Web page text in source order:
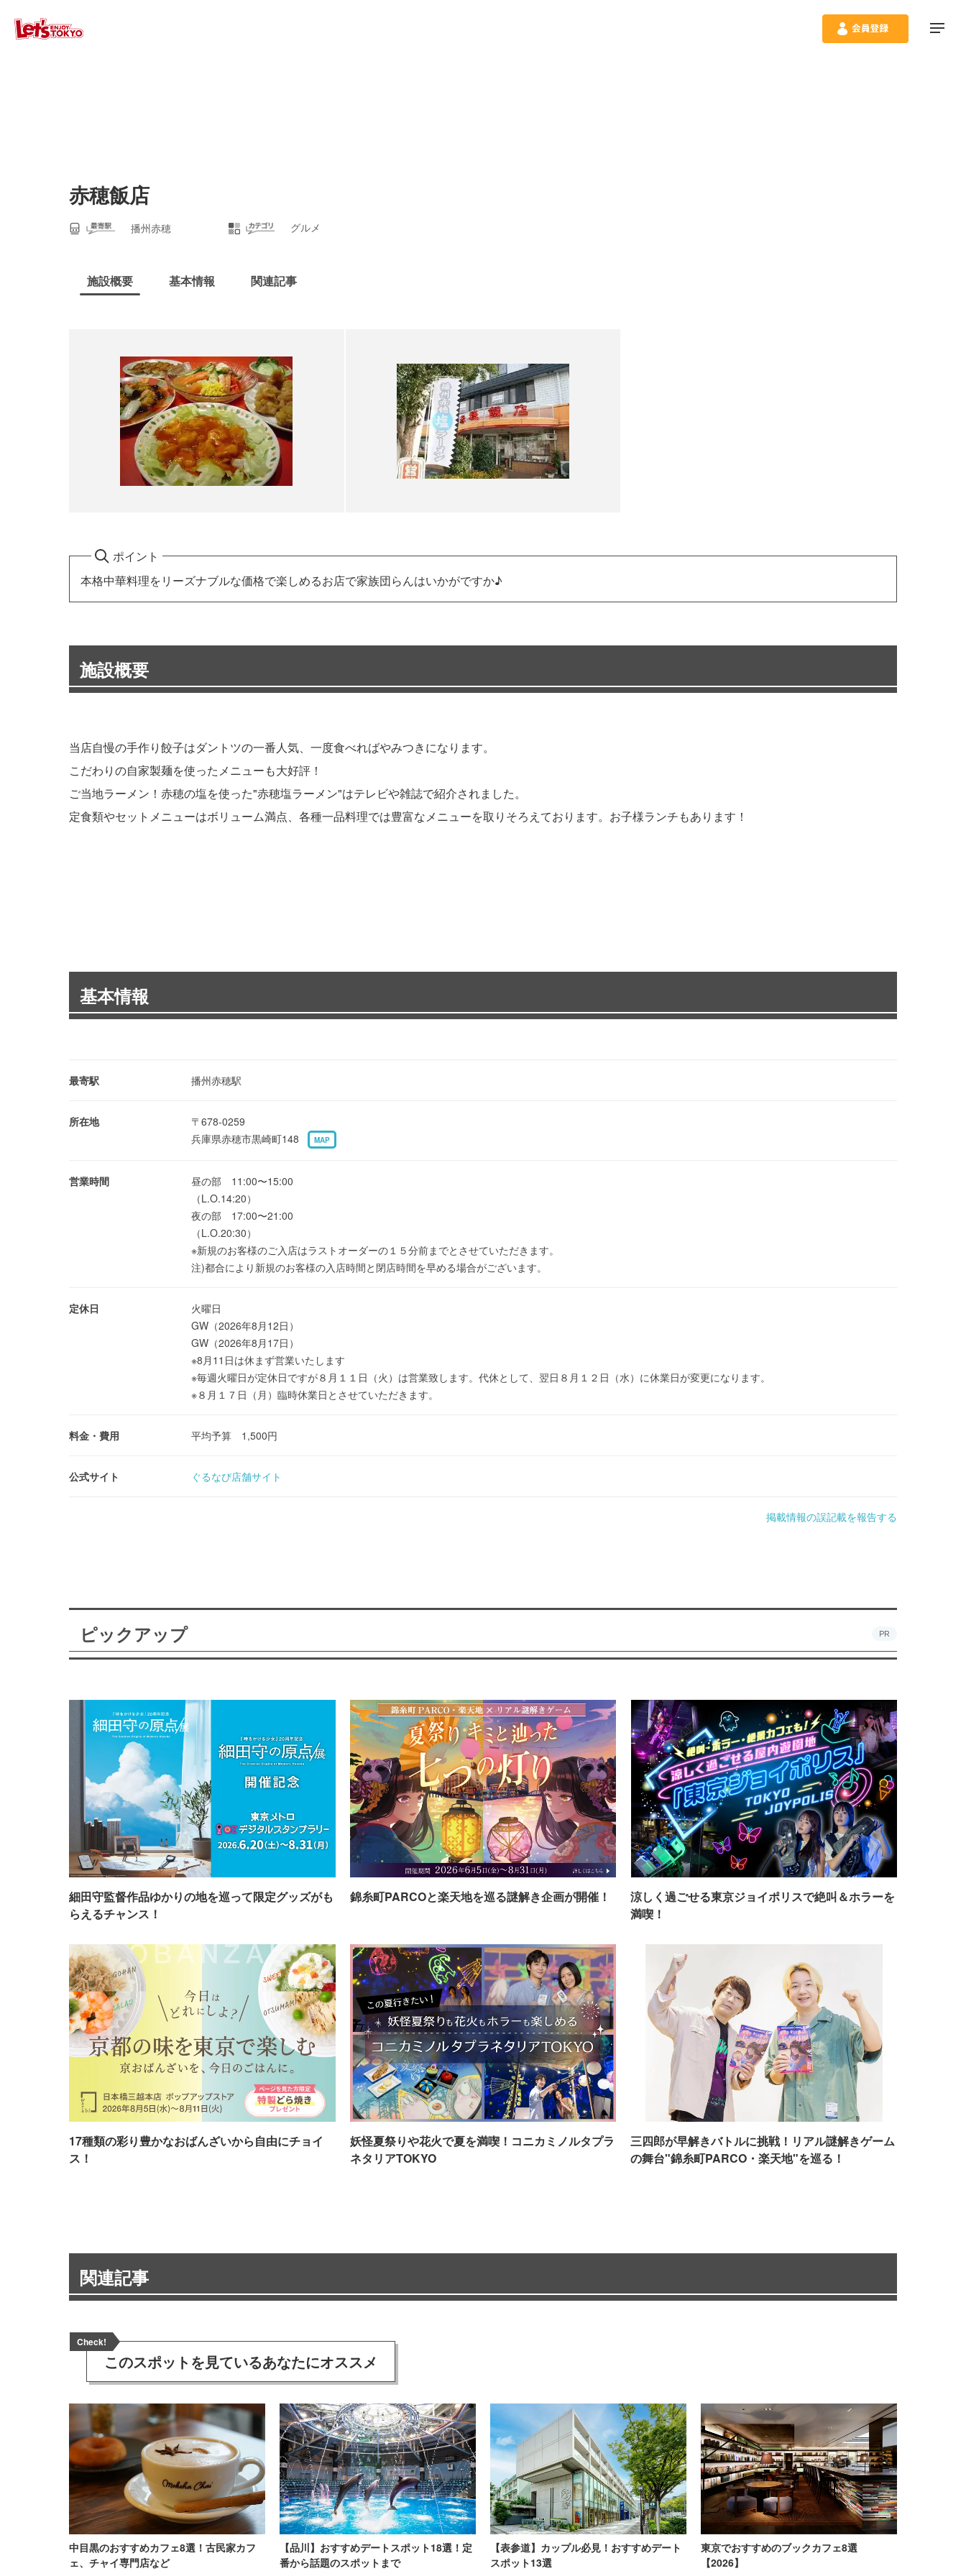
赤穂飯店
播州赤穂 グルメ
施設概要 基本情報 関連記事
ポイント
本格中華料理をリーズナブルな価格で楽しめるお店で家族団らんはいかがですか♪
施設概要
当店自慢の手作り餃子はダントツの一番人気、一度食べればやみつきになります。
こだわりの自家製麺を使ったメニューも大好評！
ご当地ラーメン！赤穂の塩を使った"赤穂塩ラーメン"はテレビや雑誌で紹介されました。
定食類やセットメニューはボリューム満点、各種一品料理では豊富なメニューを取りそろえております。お子様ランチもあります！
基本情報
最寄駅 播州赤穂駅
所在地
〒678-0259
兵庫県赤穂市黒崎町148
MAP
営業時間
昼の部 11:00〜15:00
（L.O.14:20）
夜の部 17:00〜21:00
（L.O.20:30）
※新規のお客様のご入店はラストオーダーの１５分前までとさせていただきます。
注)都合により新規のお客様の入店時間と閉店時間を早める場合がございます。
定休日
火曜日
GW（2026年8月12日）
GW（2026年8月17日）
※8月11日は休まず営業いたします
※毎週火曜日が定休日ですが８月１１日（火）は営業致します。代休として、翌日８月１２日（水）に休業日が変更になります。
※８月１７日（月）臨時休業日とさせていただきます。
料金・費用 平均予算 1,500円
公式サイト ぐるなび店舗サイト
掲載情報の誤記載を報告する
ピックアップ PR
細田守監督作品ゆかりの地を巡って限定グッズがも
らえるチャンス！
錦糸町PARCOと楽天地を巡る謎解き企画が開催！
涼しく過ごせる東京ジョイポリスで絶叫＆ホラーを
満喫！
17種類の彩り豊かなおばんざいから自由にチョイ
ス！
妖怪夏祭りや花火で夏を満喫！コニカミノルタプラ
ネタリアTOKYO
三四郎が早解きバトルに挑戦！リアル謎解きゲーム
の舞台"錦糸町PARCO・楽天地"を巡る！
関連記事
Check!
このスポットを見ているあなたにオススメ
中目黒のおすすめカフェ8選！古民家カフ
ェ、チャイ専門店など
【品川】おすすめデートスポット18選！定
番から話題のスポットまで
【表参道】カップル必見！おすすめデート
スポット13選
東京でおすすめのブックカフェ8選
【2026】